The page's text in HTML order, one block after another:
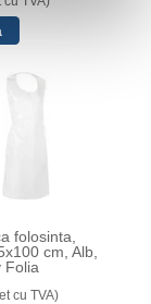
folosinta,
cm, Alb,
Folia
cu TVA)